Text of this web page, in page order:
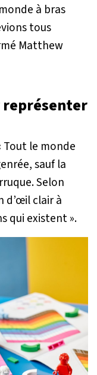
à bras
tous
Matthew
représenter
Tout le monde
sauf la
Selon
d’œil clair à
qui existent ».